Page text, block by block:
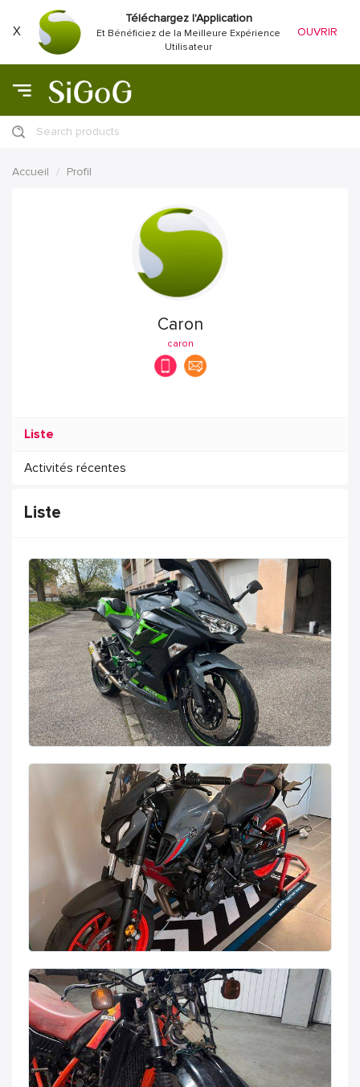
X
Téléchargez l'Application
Et Bénéficiez de la Meilleure Expérience
Utilisateur
OUVRIR
Search products
Accueil Profil
Caron
caron
Liste
Activités récentes
Liste